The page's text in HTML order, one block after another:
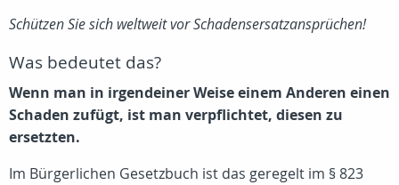
Schützen Sie sich weltweit vor Schadensersatzansprüchen!
Was bedeutet das?
Wenn man in irgendeiner Weise einem Anderen einen
Schaden zufügt, ist man verpflichtet, diesen zu
ersetzten.
Im Bürgerlichen Gesetzbuch ist das geregelt im § 823